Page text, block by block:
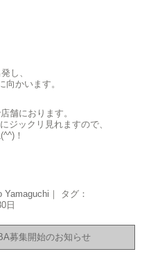
し、
かいます。
舗におります。
ジックリ見れますので、
！
Yamaguchi ｜ タグ：
日
募集開始のお知らせ